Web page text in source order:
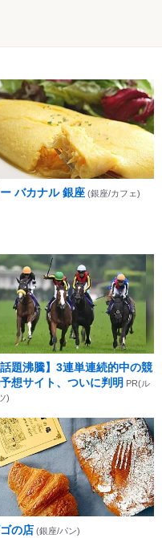
バカナル 銀座 (銀座/カフェ)
話題沸騰】3連単連続的中の競
想サイト、ついに判明 PR(ル
)
の店 (銀座/パン)